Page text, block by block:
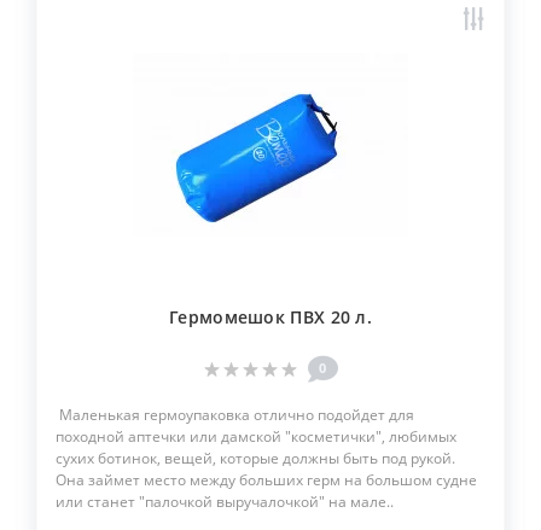
Гермомешок ПВХ 20 л.
0
Маленькая гермоупаковка отлично подойдет для
походной аптечки или дамской "косметички", любимых
сухих ботинок, вещей, которые должны быть под рукой.
Она займет место между больших герм на большом судне
или станет "палочкой выручалочкой" на мале..